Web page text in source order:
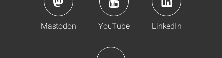
Mastodon YouTube LinkedIn